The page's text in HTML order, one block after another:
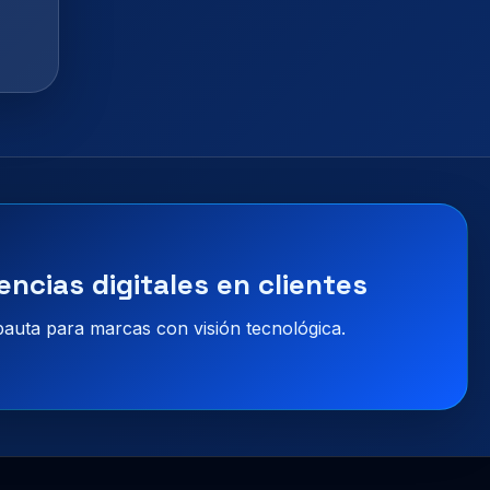
digitales en clientes
para marcas con visión tecnológica.